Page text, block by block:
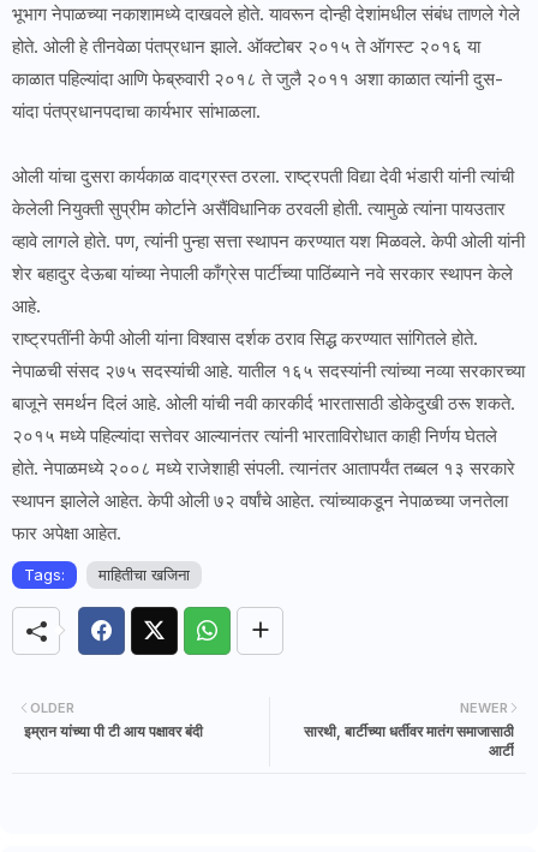
भूभाग नेपाळच्या नकाशामध्ये दाखवले होते. यावरून दोन्ही देशांमधील संबंध ताणले गेले
होते. ओली हे तीनवेळा पंतप्रधान झाले. ऑक्टोबर २०१५ ते ऑगस्ट २०१६ या
काळात पहिल्यांदा आणि फेब्रुवारी २०१८ ते जुलै २०११ अशा काळात त्यांनी दुस-
यांदा पंतप्रधानपदाचा कार्यभार सांभाळला.
ओली यांचा दुसरा कार्यकाळ वादग्रस्त ठरला. राष्ट्रपती विद्या देवी भंडारी यांनी त्यांची
केलेली नियुक्ती सुप्रीम कोर्टाने असैंविधानिक ठरवली होती. त्यामुळे त्यांना पायउतार
व्हावे लागले होते. पण, त्यांनी पुन्हा सत्ता स्थापन करण्यात यश मिळवले. केपी ओली यांनी
शेर बहादुर देऊबा यांच्या नेपाली काँग्रेस पार्टीच्या पाठिंब्याने नवे सरकार स्थापन केले
आहे.
राष्ट्रपतींनी केपी ओली यांना विश्वास दर्शक ठराव सिद्ध करण्यात सांगितले होते.
नेपाळची संसद २७५ सदस्यांची आहे. यातील १६५ सदस्यांनी त्यांच्या नव्या सरकारच्या
बाजूने समर्थन दिलं आहे. ओली यांची नवी कारकीर्द भारतासाठी डोकेदुखी ठरू शकते.
२०१५ मध्ये पहिल्यांदा सत्तेवर आल्यानंतर त्यांनी भारताविरोधात काही निर्णय घेतले
होते. नेपाळमध्ये २००८ मध्ये राजेशाही संपली. त्यानंतर आतापर्यंत तब्बल १३ सरकारे
स्थापन झालेले आहेत. केपी ओली ७२ वर्षांचे आहेत. त्यांच्याकडून नेपाळच्या जनतेला
फार अपेक्षा आहेत.
Tags: माहितीचा खजिना
NEWER
सारथी, बार्टीच्या धर्तीवर मातंग समाजासाठी
आर्टी
OLDER
इम्रान यांच्या पी टी आय पक्षावर बंदी